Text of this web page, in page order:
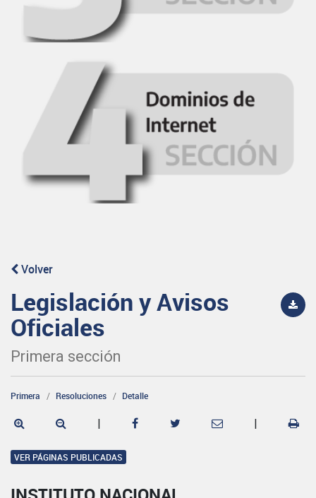
Volver
Legislación y Avisos
Oficiales
Primera sección
Primera Resoluciones Detalle
| |
VER PÁGINAS PUBLICADAS